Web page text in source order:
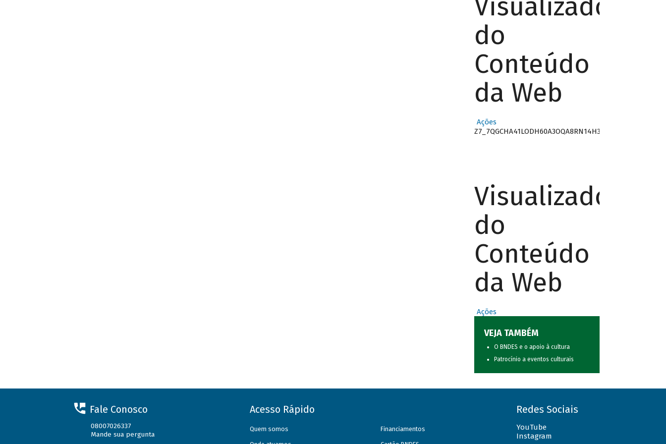
Visualizador
do
Conteúdo
da Web
Ações
Z7_7QGCHA41LODH60A3OQA8RN14H3
Visualizador
do
Conteúdo
da Web
Ações
VEJA TAMBÉM
O BNDES e o apoio à cultura
Patrocínio a eventos culturais
Fale Conosco
08007026337
Mande sua pergunta
Acesso Rápido
Quem somos Financiamentos
Redes Sociais
YouTube
Instagram